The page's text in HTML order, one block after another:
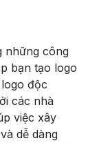
những công
bạn tạo logo
độc
các nhà
việc xây
dễ dàng